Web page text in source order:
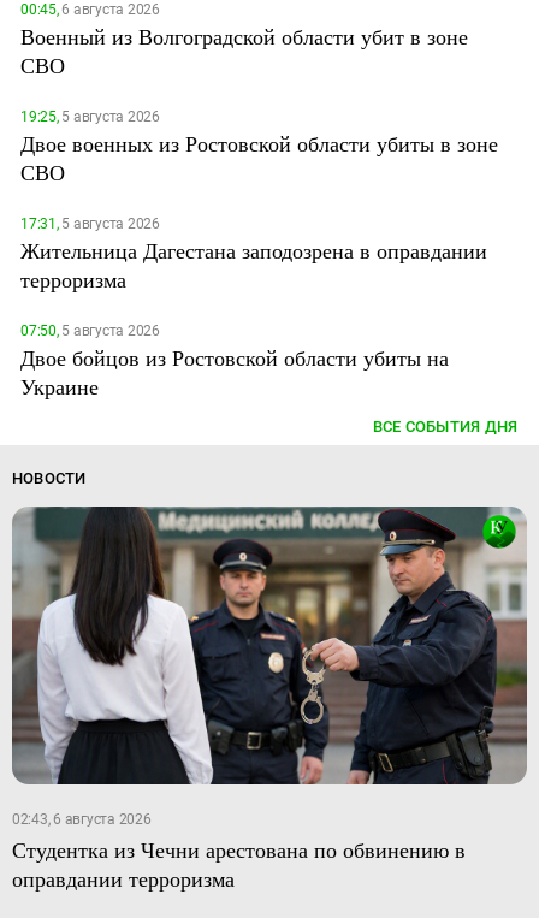
00:45,6 августа 2026
Военный из Волгоградской области убит в зоне
СВО
19:25,5 августа 2026
Двое военных из Ростовской области убиты в зоне
СВО
17:31,5 августа 2026
Жительница Дагестана заподозрена в оправдании
терроризма
07:50,5 августа 2026
Двое бойцов из Ростовской области убиты на
Украине
ВСЕ СОБЫТИЯ ДНЯ
НОВОСТИ
02:43, 6 августа 2026
Студентка из Чечни арестована по обвинению в
оправдании терроризма